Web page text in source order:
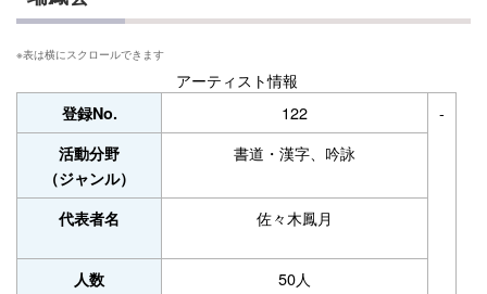
アーティスト情報
登録No. 122 -
活動分野
（ジャンル）
書道・漢字、吟詠
代表者名 佐々木鳳月
人数 50人